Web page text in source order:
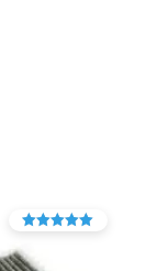
4.90
von 5